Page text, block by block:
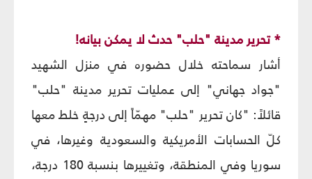
* تحرير مدينة "حلب" حدث لا يمكن بيانه!
أشار سماحته خلال حضوره في منزل الشهيد
"جواد جهاني" إلى عمليات تحرير مدينة "حلب"
قائلاً: "كان تحرير "حلب" مهمّاً إلى درجةٍ خلط معها
كلّ الحسابات الأمريكية والسعودية وغيرها، في
سوريا وفي المنطقة، وتغييرها بنسبة 180 درجة،